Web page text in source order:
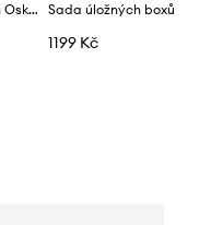
Úložný box Bigso Box of Sweden Oskar A4 26 x 35 x 8,5 cm
1199 Kč